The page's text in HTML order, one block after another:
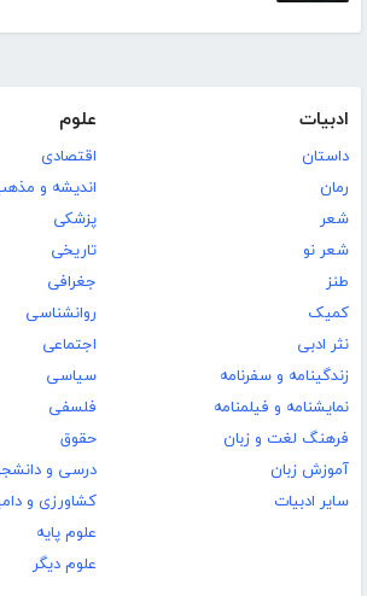
ادبیات
داستان
رمان
شعر
شعر نو
طنز
کمیک
نثر ادبی
زندگینامه و سفرنامه
نمایشنامه و فیلمنامه
فرهنگ لغت و زبان
آموزش زبان
سایر ادبیات
علوم
اقتصادی
اندیشه و
پزشکی
تاریخی
جغرافی
روانشناسی
اجتماعی
سیاسی
فلسفی
حقوق
درسی و
کشاورزی و
علوم پایه
علوم دیگر